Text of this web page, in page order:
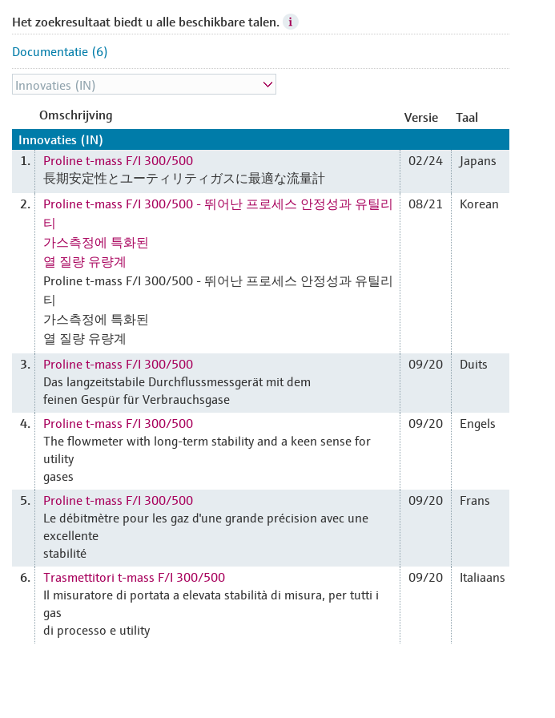
Het zoekresultaat biedt u alle beschikbare talen.
Documentatie (6)
Omschrijving Versie
Taal
Innovaties (IN)
1.
Proline t-mass F/I 300/500
長期安定性とユーティリティガスに最適な流量計
02/24 Japans
2.
Proline t-mass F/I 300/500 - 뛰어난 프로세스 안정성과 유틸리
티
가스측정에 특화된
열 질량 유량계
Proline t-mass F/I 300/500 - 뛰어난 프로세스 안정성과 유틸리
티
가스측정에 특화된
열 질량 유량계
08/21 Korean
3.
Proline t-mass F/I 300/500
Das langzeitstabile Durchflussmessgerät mit dem
feinen Gespür für Verbrauchsgase
09/20 Duits
4.
Proline t-mass F/I 300/500
The flowmeter with long-term stability and a keen sense for
utility
gases
09/20 Engels
5.
Proline t-mass F/I 300/500
Le débitmètre pour les gaz d'une grande précision avec une
excellente
stabilité
09/20 Frans
6.
Trasmettitori t-mass F/I 300/500
Il misuratore di portata a elevata stabilità di misura, per tutti i
gas
di processo e utility
09/20 Italiaans